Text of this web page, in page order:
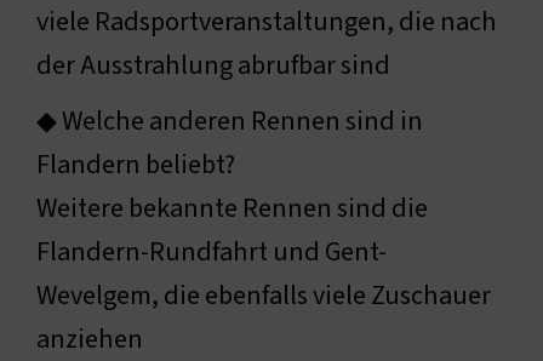
viele Radsportveranstaltungen, die nach
der Ausstrahlung abrufbar sind
◆ Welche anderen Rennen sind in
Flandern beliebt?
Weitere bekannte Rennen sind die
Flandern-Rundfahrt und Gent-
Wevelgem, die ebenfalls viele Zuschauer
anziehen